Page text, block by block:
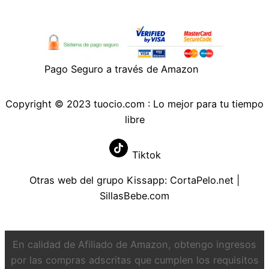
Gestión inteligente de la limpieza: con la
app Mi Home podrás controlar de forma
remota cuando quieres iniciar la limpieza,
vayas a trabajar o establecer que estancias
deseas aspirar o por donde no quieres que
Pago Seguro a través de Amazon
Copyright © 2023 tuocio.com : Lo mejor para tu tiempo
libre
Tiktok
Otras web del grupo Kissapp: CortaPelo.net
SillasBebe.com
En calidad de Afiliado de Amazon, obtengo ingresos
por las compras adscritas que cumplen los requisitos